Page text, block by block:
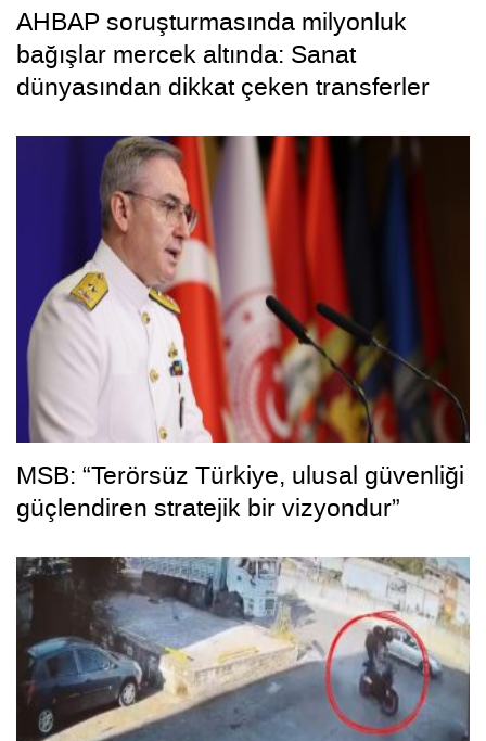
AHBAP soruşturmasında milyonluk
bağışlar mercek altında: Sanat
dünyasından dikkat çeken transferler
MSB: “Terörsüz Türkiye, ulusal güvenliği
güçlendiren stratejik bir vizyondur”